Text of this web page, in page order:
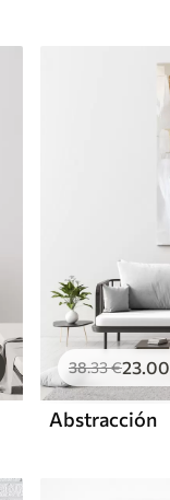
38.33€23.00
Abstracción